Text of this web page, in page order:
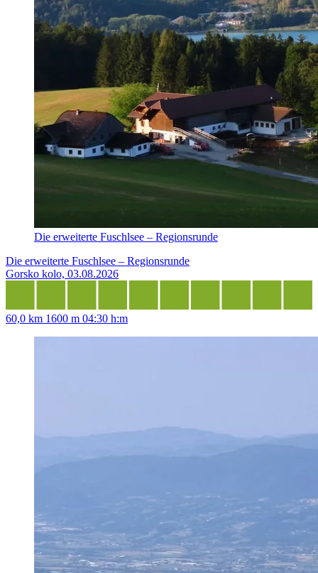
Die erweiterte Fuschlsee – Regionsrunde
Die erweiterte Fuschlsee – Regionsrunde
Gorsko kolo, 03.08.2026
60,0 km 1600 m 04:30 h:m